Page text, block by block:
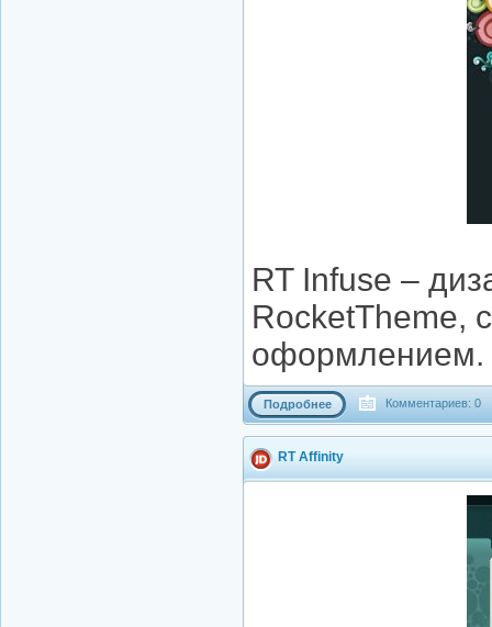
RT Infuse –
RocketTheme,
оформлением.
Подробнее Комментариев: 0
RT Affinity